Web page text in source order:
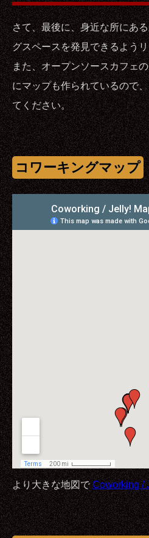
さて、最後に、身近な所にあ
グスペースを発見できるよう
また、オープンソースカフェ
にマップも作られているので
てください。
コワーキングマップ
より大きな地図でCoworking /